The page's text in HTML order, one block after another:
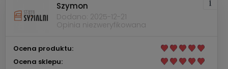
Szymon
Dodano: 2025-12-21
Opinia niezweryfikowana
Ocena produktu:
Ocena sklepu: